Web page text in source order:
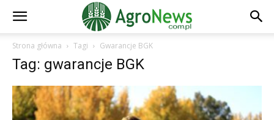
Strona główna Tagi Gwarancje BGK
Tag: gwarancje BGK